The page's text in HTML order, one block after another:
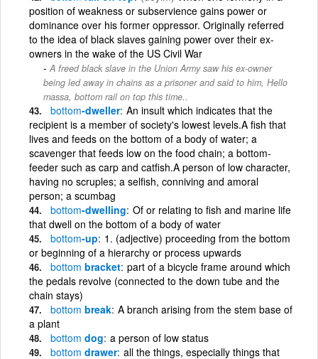
position of weakness or subservience gains power or
dominance over his former oppressor. Originally referred
to the idea of black slaves gaining power over their ex-
owners in the wake of the US Civil War
A freed black slave in the Union Army saw his ex-owner
being led away in chains as a prisoner and said to him, Hello
massa, bottom rail on top this time..
bottom-dweller An insult which indicates that the
recipient is a member of society's lowest levels.A fish that
lives and feeds on the bottom of a body of water; a
scavenger that feeds low on the food chain; a bottom-
feeder such as carp and catfish.A person of low character,
having no scruples; a selfish, conniving and amoral
person; a scumbag
bottom-dwelling Of or relating to fish and marine life
that dwell on the bottom of a body of water
bottom-up 1. (adjective) proceeding from the bottom
or beginning of a hierarchy or process upwards
bottom bracket part of a bicycle frame around which
the pedals revolve (connected to the down tube and the
chain stays)
bottom break A branch arising from the stem base of
a plant
bottom dog a person of low status
bottom drawer all the things, especially things that